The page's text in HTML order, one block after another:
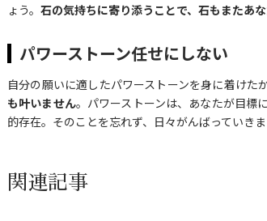
ょう。 石の気持ちに寄り添うことで、石もまたあ
パワーストーン任せにしない
自分の願いに適したパワーストーンを身に着けたか
も叶いません。パワーストーンは、あなたが目標
的存在。そのことを忘れず、日々がんばっていきま
関連記事